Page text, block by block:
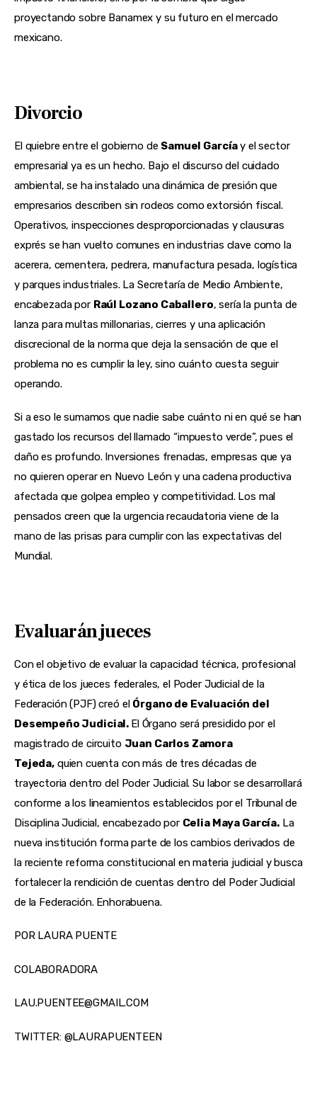
proyectando sobre Banamex y su futuro en el mercado
mexicano.
Divorcio
El quiebre entre el gobierno de Samuel Garcíay el sector
empresarial ya es un hecho. Bajo el discurso del cuidado
ambiental, se ha instalado una dinámica de presión que
empresarios describen sin rodeos como extorsión fiscal.
Operativos, inspecciones desproporcionadas y clausuras
exprés se han vuelto comunes en industrias clave como la
acerera, cementera, pedrera, manufactura pesada, logística
y parques industriales. La Secretaría de Medio Ambiente,
encabezada por Raúl Lozano Caballero, sería la punta de
lanza para multas millonarias, cierres y una aplicación
discrecional de la norma que deja la sensación de que el
problema no es cumplir la ley, sino cuánto cuesta seguir
operando.
Si a eso le sumamos que nadie sabe cuánto ni en qué se han
gastado los recursos del llamado “impuesto verde”, pues el
daño es profundo. Inversiones frenadas, empresas que ya
no quieren operar en Nuevo León y una cadena productiva
afectada que golpea empleo y competitividad. Los mal
pensados creen que la urgencia recaudatoria viene de la
mano de las prisas para cumplir con las expectativas del
Mundial.
Evaluarán jueces
Con el objetivo de evaluar la capacidad técnica, profesional
y ética de los jueces federales, el Poder Judicial de la
Federación (PJF) creó el Órgano de Evaluación del
Desempeño Judicial. El Órgano será presidido por el
magistrado de circuito Juan Carlos Zamora
Tejeda,quien cuenta con más de tres décadas de
trayectoria dentro del Poder Judicial. Su labor se desarrollará
conforme a los lineamientos establecidos por el Tribunal de
Disciplina Judicial, encabezado por Celia Maya García.La
nueva institución forma parte de los cambios derivados de
la reciente reforma constitucional en materia judicial y busca
fortalecer la rendición de cuentas dentro del Poder Judicial
de la Federación. Enhorabuena.
POR LAURA PUENTE
COLABORADORA
LAU.PUENTEE@GMAIL.COM
TWITTER: @LAURAPUENTEEN